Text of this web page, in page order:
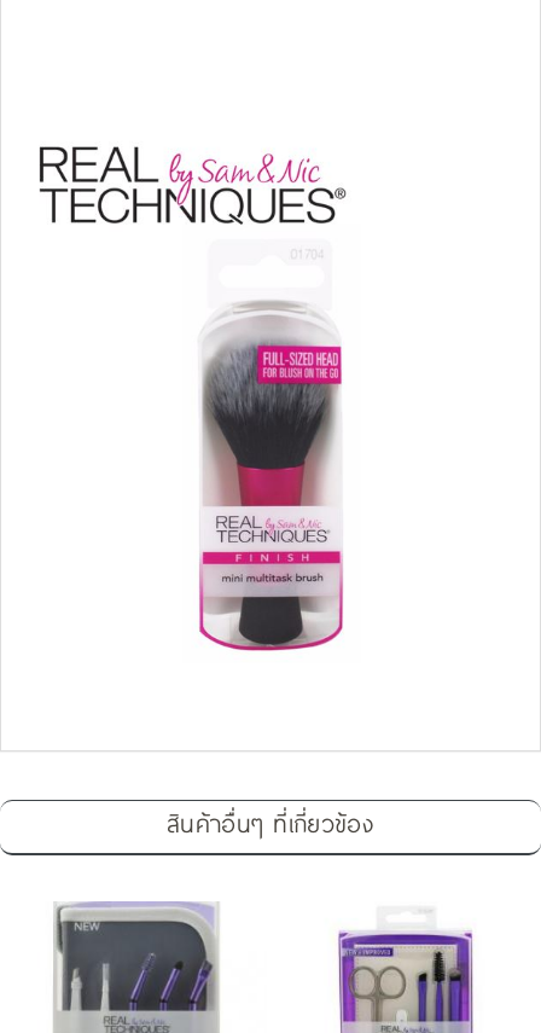
สินค้าอื่นๆ ที่เกี่ยวข้อง